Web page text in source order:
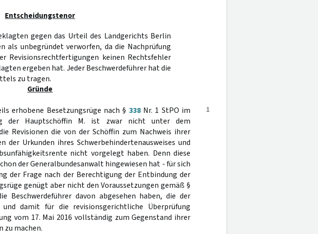
Entscheidungstenor
gegen das Urteil des Landgerichts Berlin
als unbegründet verworfen, da die Nachprüfung
Revisionsrechtfertigungen keinen Rechtsfehler
ergeben hat. Jeder Beschwerdeführer hat die
zu tragen.
Gründe
1
erhobene Besetzungsrüge nach § 338Nr. 1 StPO im
der Hauptschöffin M. ist zwar nicht unter dem
Revisionen die von der Schöffin zum Nachweis ihrer
der Urkunden ihres Schwerbehindertenausweises und
nicht vorgelegt haben. Denn diese
der Generalbundesanwalt hingewiesen hat - für sich
der Frage nach der Berechtigung der Entbindung der
genügt aber nicht den Voraussetzungen gemäß §
Beschwerdeführer davon abgesehen haben, die der
damit für die revisionsgerichtliche Überprüfung
vom 17. Mai 2016 vollständig zum Gegenstand ihrer
zu machen.